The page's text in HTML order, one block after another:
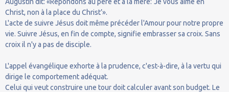
Christ, non à la place du Christ’».
L'acte de suivre Jésus doit même précéder l'Amour pour notre propre
vie. Suivre Jésus, en fin de compte, signifie embrasser sa croix. Sans
croix il n'y a pas de disciple.
L'appel évangélique exhorte à la prudence, c'est-à-dire, à la vertu qui
dirige le comportement adéquat.
Celui qui veut construire une tour doit calculer avant son budget. Le